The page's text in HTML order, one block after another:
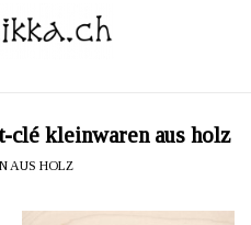
clé kleinwaren aus holz
AUS HOLZ